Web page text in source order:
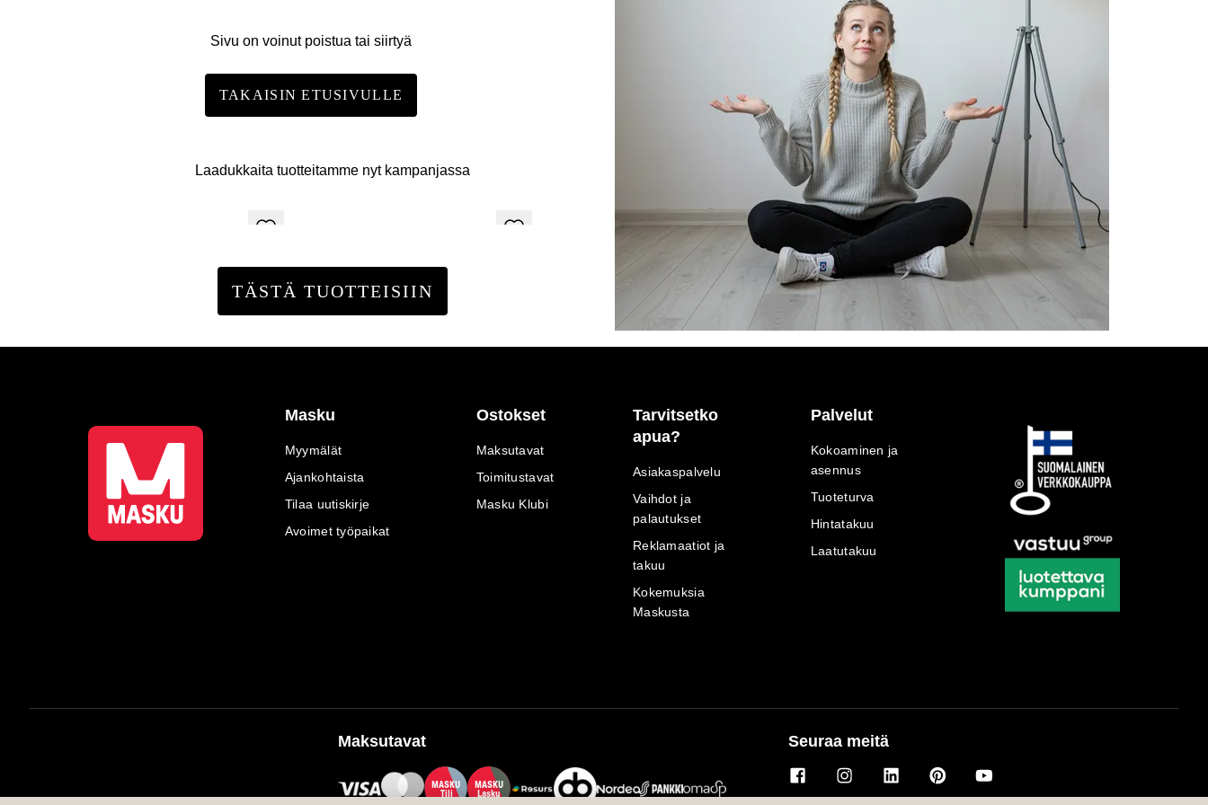
Sivu on voinut poistua tai siirtyä
TAKAISIN ETUSIVULLE
Laadukkaita tuotteitamme nyt kampanjassa
TÄSTÄ TUOTTEISIIN
Masku
Myymälät
Ajankohtaista
Tilaa uutiskirje
Avoimet työpaikat
Ostokset
Maksutavat
Toimitustavat
Masku Klubi
Tarvitsetko
apua?
Asiakaspalvelu
Vaihdot ja
palautukset
Reklamaatiot ja
takuu
Kokemuksia
Maskusta
Palvelut
Kokoaminen ja
asennus
Tuoteturva
Hintatakuu
Laatutakuu
Maksutavat
MASKU
Tili
MASKU
Lasku
Seuraa meitä